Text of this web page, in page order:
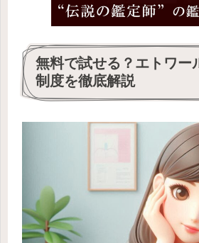
無料で試せる？エトワー
制度を徹底解説